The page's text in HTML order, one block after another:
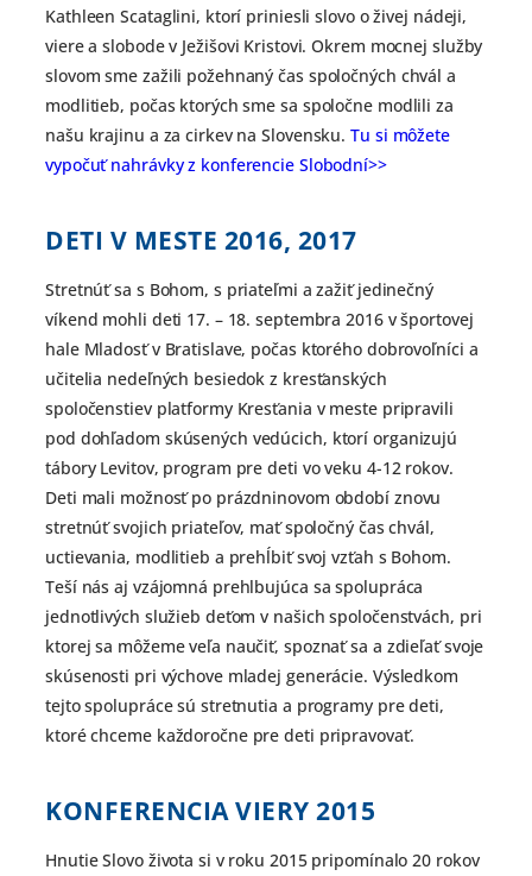
Kathleen Scataglini, ktorí priniesli slovo o živej nádeji,
viere a slobode v Ježišovi Kristovi. Okrem mocnej služby
slovom sme zažili požehnaný čas spoločných chvál a
modlitieb, počas ktorých sme sa spoločne modlili za
našu krajinu a za cirkev na Slovensku.Tu si môžete
vypočuť nahrávky z konferencie Slobodní>>
DETI V MESTE 2016, 2017
Stretnúť sa s Bohom, s priateľmi a zažiť jedinečný
víkend mohli deti 17. – 18. septembra 2016 v športovej
hale Mladosť v Bratislave, počas ktorého dobrovoľníci a
učitelia nedeľných besiedok z kresťanských
spoločenstiev platformy Kresťania v meste pripravili
pod dohľadom skúsených vedúcich, ktorí organizujú
tábory Levitov, program pre deti vo veku 4-12 rokov.
Deti mali možnosť po prázdninovom období znovu
stretnúť svojich priateľov, mať spoločný čas chvál,
uctievania, modlitieb a prehĺbiť svoj vzťah s Bohom.
Teší nás aj vzájomná prehlbujúca sa spolupráca
jednotlivých služieb deťom v našich spoločenstvách, pri
ktorej sa môžeme veľa naučiť, spoznať sa a zdieľať svoje
skúsenosti pri výchove mladej generácie. Výsledkom
tejto spolupráce sú stretnutia a programy pre deti,
ktoré chceme každoročne pre deti pripravovať.
KONFERENCIA VIERY 2015
Hnutie Slovo života si v roku 2015 pripomínalo 20 rokov